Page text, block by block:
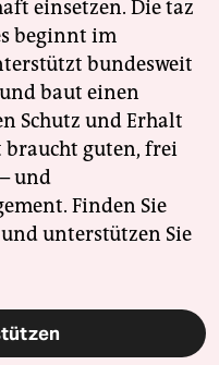
einsetzen. Die taz
beginnt im
bundesweit
baut einen
Schutz und Erhalt
braucht guten, frei
und
Finden Sie
unterstützen Sie